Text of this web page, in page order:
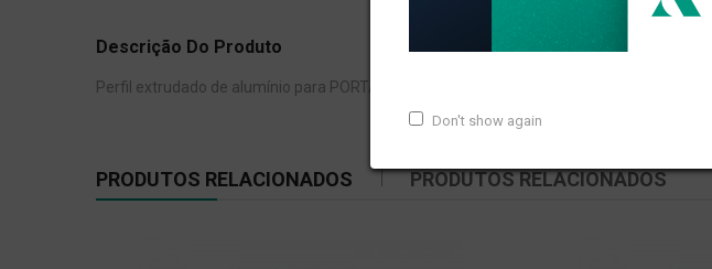
Don't show again
Descrição Do Produto
Perfil extrudado de alumínio para PORTÃO, com peso linear de 1,089kg/m.
PRODUTOS RELACIONADOS PRODUTOS RELACIONADOS